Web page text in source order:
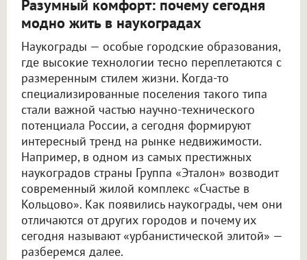
Разумный комфорт: почему сегодня
модно жить в наукоградах
Наукограды — особые городские образования,
где высокие технологии тесно переплетаются с
размеренным стилем жизни. Когда-то
специализированные поселения такого типа
стали важной частью научно-технического
потенциала России, а сегодня формируют
интересный тренд на рынке недвижимости.
Например, в одном из самых престижных
наукоградов страны Группа «Эталон» возводит
современный жилой комплекс «Счастье в
Кольцово». Как появились наукограды, чем они
отличаются от других городов и почему их
сегодня называют «урбанистической элитой» —
разберемся далее.